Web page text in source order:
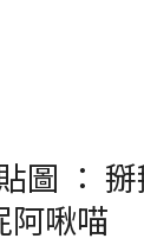
圖 ：
阿啾喵